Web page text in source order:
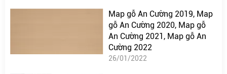
Map gỗ An Cường 2019, Map
gỗ An Cường 2020, Map gỗ
An Cường 2021, Map gỗ An
Cường 2022
26/01/2022